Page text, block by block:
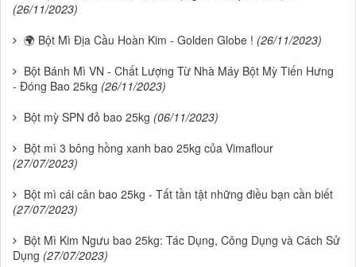
(26/11/2023)
🌍 Bột Mì Địa Cầu Hoàn Kim - Golden Globe ! (26/11/2023)
Bột Bánh Mì VN - Chất Lượng Từ Nhà Máy Bột Mỳ Tiến Hưng
- Đóng Bao 25kg (26/11/2023)
Bột mỳ SPN đỏ bao 25kg (06/11/2023)
Bột mì 3 bông hồng xanh bao 25kg của Vimaflour
(27/07/2023)
Bột mì cái cân bao 25kg - Tất tần tật những điều bạn cần biết
(27/07/2023)
Bột Mì Kim Ngưu bao 25kg: Tác Dụng, Công Dụng và Cách Sử
Dụng (27/07/2023)